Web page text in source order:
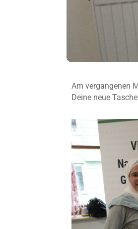
Am vergangenen
Deine neue